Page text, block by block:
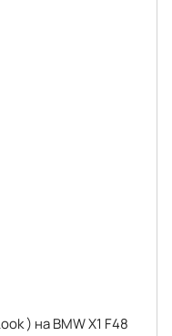
) на BMW X1 F48